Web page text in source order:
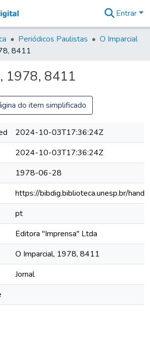
&
Coleções
Tudo na
Digital
Entrar
Periódicos Paulistas
O Imparcial
8411
1978, 8411
do item simplificado
2024-10-03T17:36:24Z
2024-10-03T17:36:24Z
1978-06-28
https://bibdig.biblioteca.unesp.br/
pt
Editora "Imprensa" Ltda
O Imparcial, 1978, 8411
Jornal